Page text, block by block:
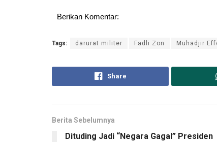
Berikan Komentar:
Tags: darurat militer Fadli Zon Muhadjir
Share
Berita Sebelumnya
Dituding Jadi “Negara Gagal” Presiden